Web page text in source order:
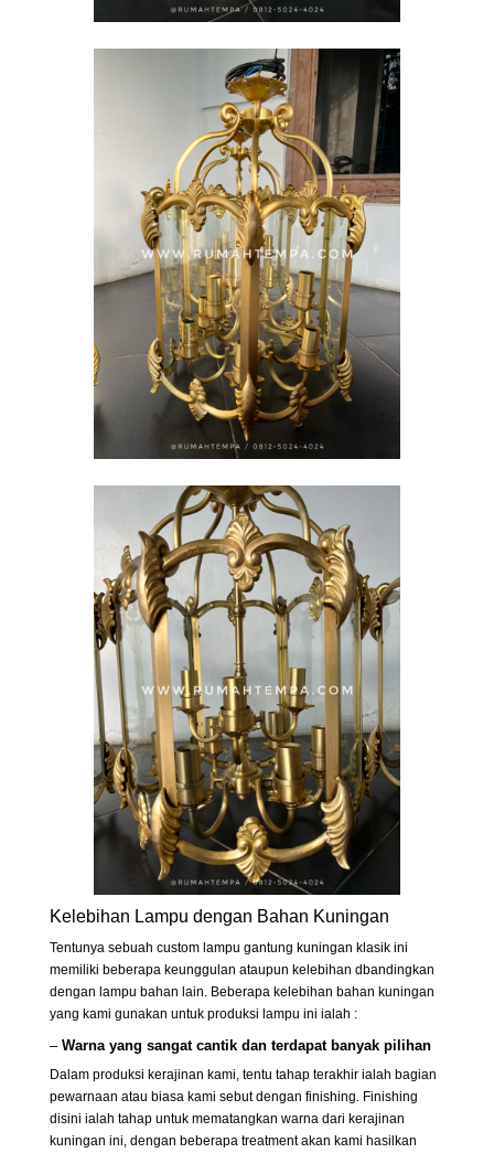
Kelebihan Lampu dengan Bahan Kuningan
Tentunya sebuah custom lampu gantung kuningan klasik ini
memiliki beberapa keunggulan ataupun kelebihan dbandingkan
dengan lampu bahan lain. Beberapa kelebihan bahan kuningan
yang kami gunakan untuk produksi lampu ini ialah :
– Warna yang sangat cantik dan terdapat banyak pilihan
Dalam produksi kerajinan kami, tentu tahap terakhir ialah bagian
pewarnaan atau biasa kami sebut dengan finishing. Finishing
disini ialah tahap untuk mematangkan warna dari kerajinan
kuningan ini, dengan beberapa treatment akan kami hasilkan